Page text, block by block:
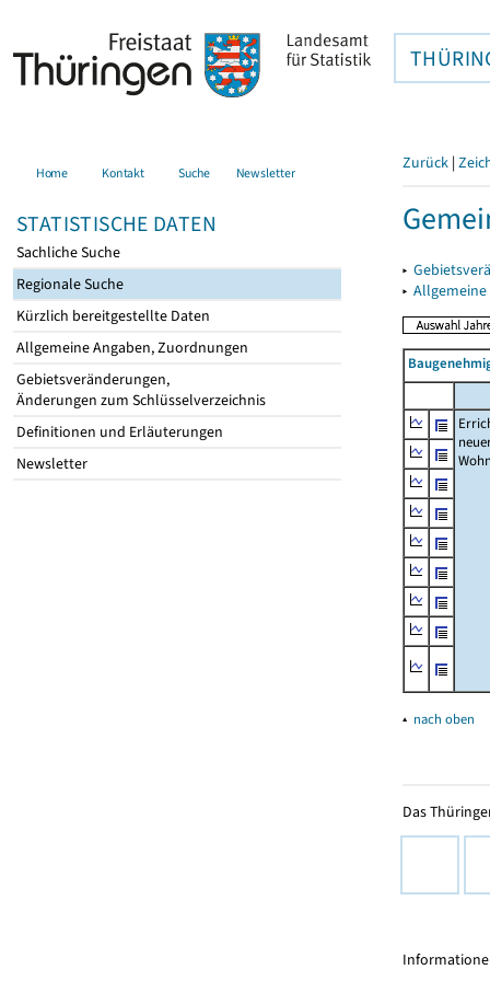
Home Kontakt Suche Newsletter
STATISTISCHE DATEN
Sachliche Suche
Regionale Suche
Kürzlich bereitgestellte Daten
Allgemeine Angaben, Zuordnungen
Gebietsveränderungen,
Änderungen zum Schlüsselverzeichnis
Definitionen und Erläuterungen
Newsletter
Zurück |
▸
▸
▴ nach oben
Das